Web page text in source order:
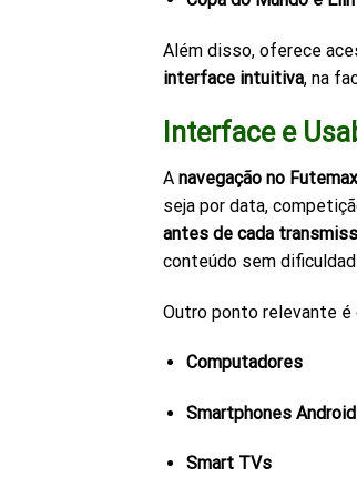
Além disso, oferece
interface intuitiva, na
Interface e
A navegação no Futemax
seja por data,
antes de cada
conteúdo sem
Outro ponto relevante
Computadores
Smartphones
Smart TVs